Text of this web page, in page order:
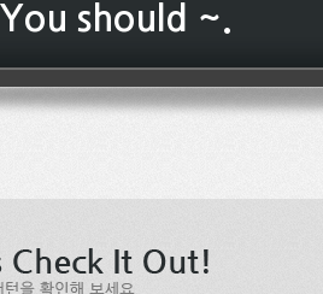
You should ~.